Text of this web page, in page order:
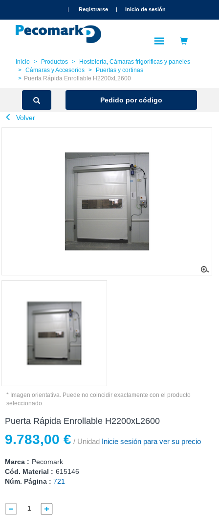
| Registrarse | Inicio de sesión
Inicio Productos
Hostelería, Cámaras frigoríficas y paneles
Cámaras y Accesorios
Puertas y cortinas
Puerta Rápida Enrollable H2200xL2600
Pedido por código
Volver
* Imagen orientativa. Puede no coincidir exactamente con el producto
seleccionado.
Puerta Rápida Enrollable H2200xL2600
9.783,00 € / Unidad Inicie sesión para ver su precio
Marca : Pecomark
Cód. Material : 615146
Núm. Página : 721